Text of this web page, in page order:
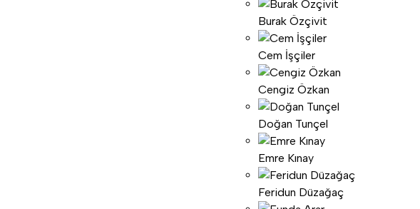
Burak Özçivit
Cem İşçiler
Cengiz Özkan
Doğan Tunçel
Emre Kınay
Feridun Düzağaç